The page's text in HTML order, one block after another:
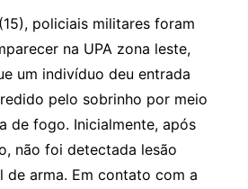
policiais militares foram
na UPA zona leste,
um indivíduo deu entrada
pelo sobrinho por meio
de fogo. Inicialmente, após
não foi detectada lesão
de arma. Em contato com a